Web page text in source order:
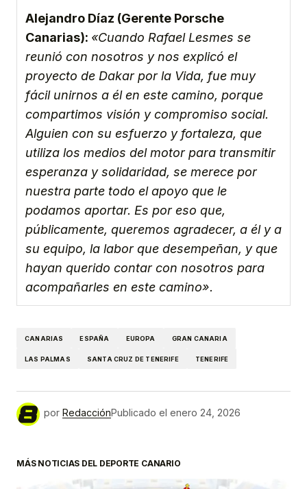
Alejandro Díaz (Gerente Porsche
Canarias): «Cuando Rafael Lesmes se
reunió con nosotros y nos explicó el
proyecto de Dakar por la Vida, fue muy
fácil unirnos a él en este camino, porque
compartimos visión y compromiso social.
Alguien con su esfuerzo y fortaleza, que
utiliza los medios del motor para transmitir
esperanza y solidaridad, se merece por
nuestra parte todo el apoyo que le
podamos aportar. Es por eso que,
públicamente, queremos agradecer, a él y a
su equipo, la labor que desempeñan, y que
hayan querido contar con nosotros para
acompañarles en este camino».
CANARIAS ESPAÑA EUROPA GRAN CANARIA
LAS PALMAS SANTA CRUZ DE TENERIFE TENERIFE
por RedacciónPublicado el enero 24, 2026
MÁS NOTICIAS DEL DEPORTE CANARIO